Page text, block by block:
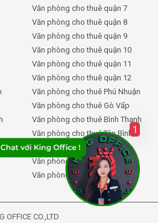
Văn phòng cho thuê quận 7
Văn phòng cho thuê quận 8
Văn phòng cho thuê quận 9
Văn phòng cho thuê quận 10
Văn phòng cho thuê quận 11
Văn phòng cho thuê quận 12
Văn phòng cho thuê Phú Nhuận
Văn phòng cho thuê Gò Vấp
Văn phòng cho thuê Bình Thạnh
Văn phòng cho thuê Tân Bình
Văn phòng cho thuê Tân Phú
Văn phòng cho thuê Thủ Đức
Văn phòng cho thuê Bình Tân
OFFICE CO.,LTD
1